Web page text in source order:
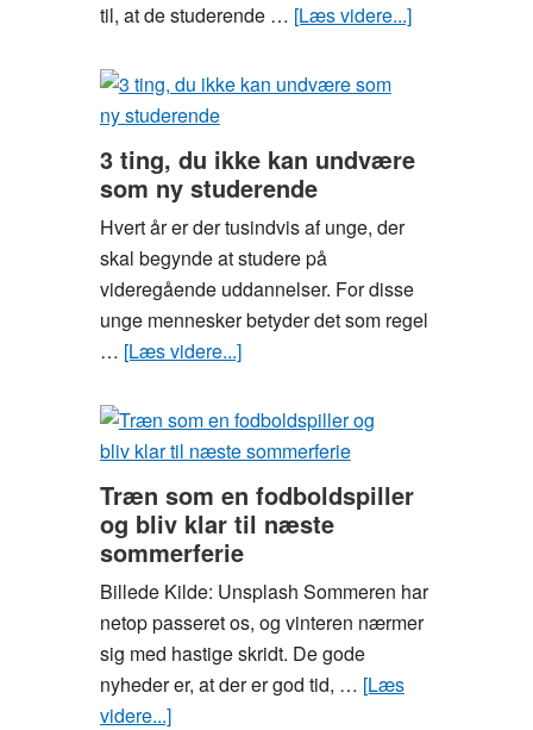
til, at de studerende … [Læs videre...]om
studerende
3 ting, du ikke kan undvære
som ny studerende
Hvert år er der tusindvis af unge, der
skal begynde at studere på
videregående uddannelser. For disse
unge mennesker betyder det som regel
… [Læs videre...]om
ting,
du
kan
undvære
som
ny
studerende
Træn som en fodboldspiller
og bliv klar til næste
sommerferie
Billede Kilde: Unsplash Sommeren har
netop passeret os, og vinteren nærmer
sig med hastige skridt. De gode
nyheder er, at der er god tid, … [Læs
videre...]om